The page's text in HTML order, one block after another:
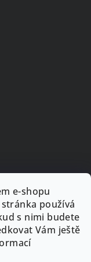
e-shopu
používá
s nimi budete
Vám ještě